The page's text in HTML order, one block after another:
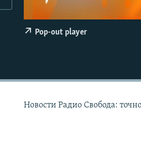
Pop-out player
Новости Радио Свобода: